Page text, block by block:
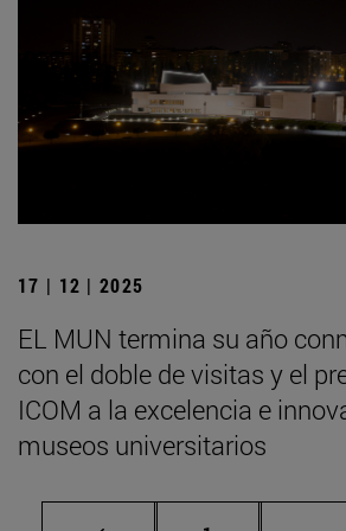
17 | 12 | 2025
EL MUN termina su año
con el doble de visitas y el
ICOM a la excelencia e
museos universitarios